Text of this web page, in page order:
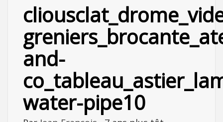
and-
water-pipe10